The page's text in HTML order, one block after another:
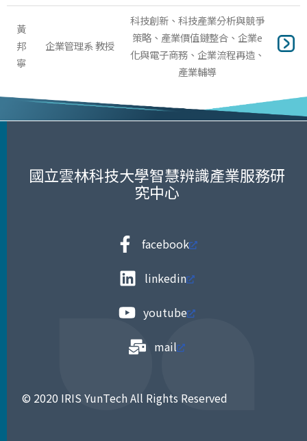
黃
邦
寧
企業管理系 教授
科技創新、科技產業分析與競爭
策略、產業價值鏈整合、企業e
化與電子商務、企業流程再造、
產業輔導
國立雲林科技大學智慧辨識產業服務研
究中心
facebook
linkedin
youtube
mail
© 2020 IRIS YunTech All Rights Reserved